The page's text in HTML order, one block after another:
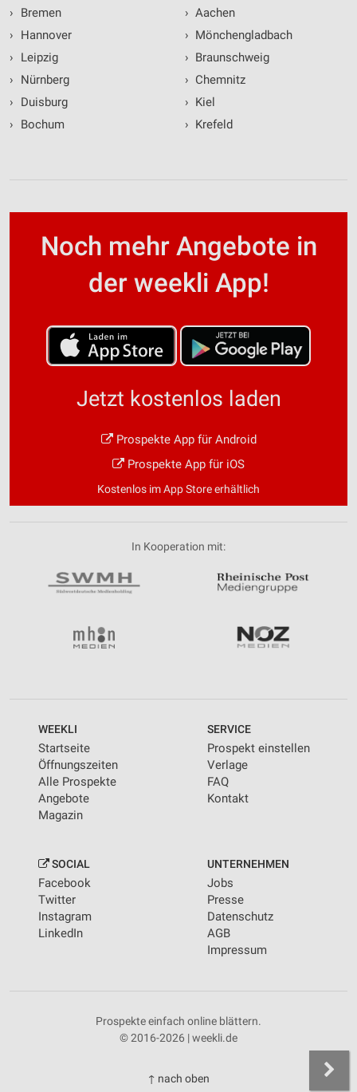
›
Bremen
›
Hannover
›
Leipzig
›
Nürnberg
›
Duisburg
›
Bochum
› Aachen
› Mönchengladbach
› Braunschweig
› Chemnitz
› Kiel
› Krefeld
Noch mehr Angebote in
der weekli App!
Jetzt kostenlos laden
Prospekte App für Android
Prospekte App für iOS
Kostenlos im App Store erhältlich
In Kooperation mit:
WEEKLI
Startseite
Öffnungszeiten
Alle Prospekte
Angebote
Magazin
SERVICE
Prospekt einstellen
Verlage
FAQ
Kontakt
SOCIAL
Facebook
Twitter
Instagram
LinkedIn
UNTERNEHMEN
Jobs
Presse
Datenschutz
AGB
Impressum
Prospekte einfach online blättern.
© 2016-2026 | weekli.de
↑ nach oben